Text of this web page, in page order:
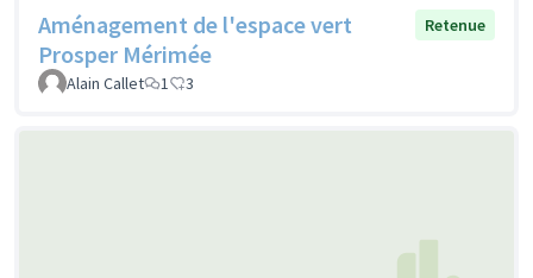
Aménagement de l'espace vert
Prosper Mérimée
Retenue
Alain Callet 1 3